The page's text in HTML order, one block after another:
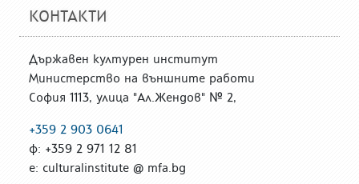
КОНТАКТИ
Държавен културен институт
Министерство на външните работи
София 1113, улица "Ал.Жендов" № 2,
+359 2 903 0641
ф: +359 2 971 12 81
е: culturalinstitute @ mfa.bg